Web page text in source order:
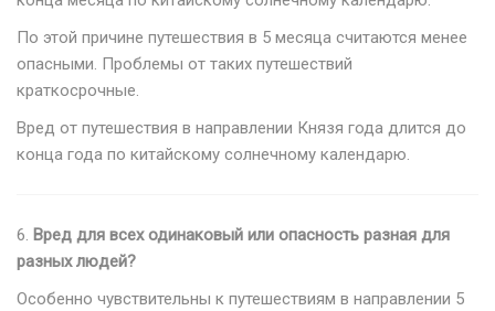
По этой причине путешествия в 5 месяца считаются менее
опасными. Проблемы от таких путешествий
краткосрочные.
Вред от путешествия в направлении Князя года длится до
конца года по китайскому солнечному календарю.
6. Вред для всех одинаковый или опасность разная для
разных людей?
Особенно чувствительны к путешествиям в направлении 5